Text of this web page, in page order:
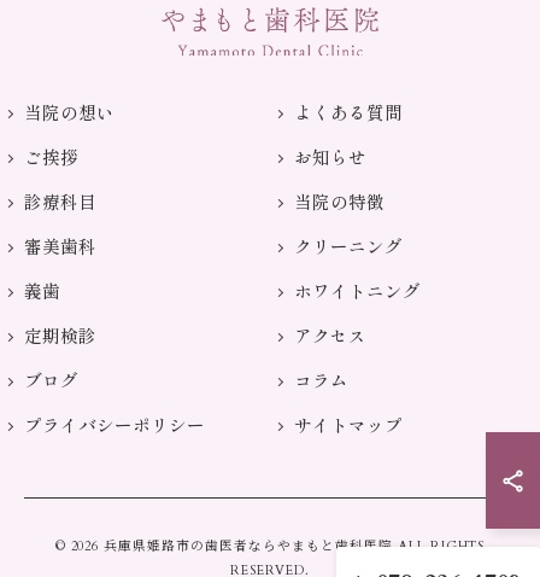
当院の想い
よくある質問
ご挨拶
お知らせ
診療科目
当院の特徴
審美歯科
クリーニング
義歯
ホワイトニング
定期検診
アクセス
ブログ
コラム
プライバシーポリシー
サイトマップ
© 2026 兵庫県姫路市の歯医者ならやまもと歯科医院 ALL RIGHTS
RESERVED.